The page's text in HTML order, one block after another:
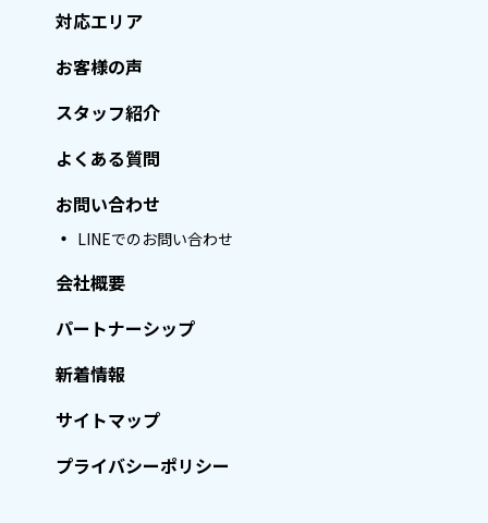
対応エリア
お客様の声
スタッフ紹介
よくある質問
お問い合わせ
LINEでのお問い合わせ
会社概要
パートナーシップ
新着情報
サイトマップ
プライバシーポリシー